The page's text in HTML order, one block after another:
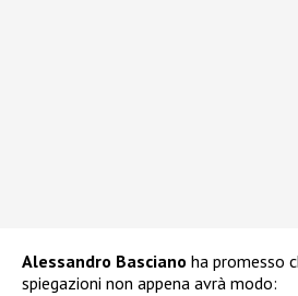
Alessandro Basciano ha promesso
spiegazioni non appena avrà modo: